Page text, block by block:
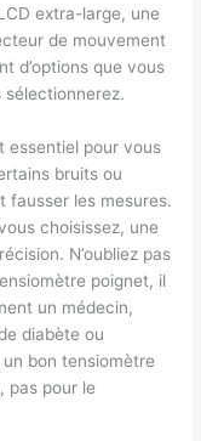
extra-large, une
de mouvement
d’options que vous
sélectionnerez.
essentiel pour vous
bruits ou
fausser les mesures.
choisissez, une
N’oubliez pas
poignet, il
un médecin,
diabète ou
bon tensiomètre
pas pour le